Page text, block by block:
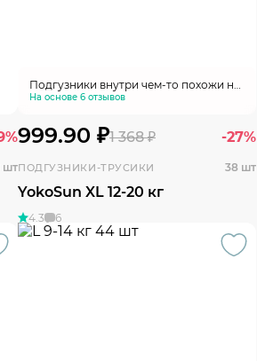
шт
Подгузники внутри чем-то похожи на
памперс премиум кеа. Для нас они
Также ничего не протекает.
На основе 6 отзывов
999.90 ₽1 368 ₽ -27%
ПОДГУЗНИКИ-ТРУСИКИ 38 шт
YokoSun XL 12-20 кг
4.3 6